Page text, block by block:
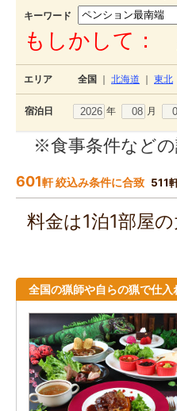
キーワード
もしかして：
エリア 全国 北海道 東北
宿泊日 年 月
※食事条件など
601軒 絞込み条件に合致 511
料金は1泊1部屋
全国の猟師や自らの猟で仕